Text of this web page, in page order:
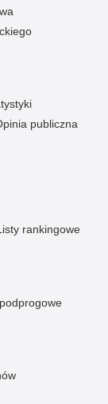
publiczna
rankingowe